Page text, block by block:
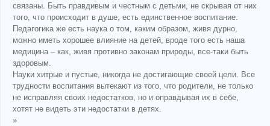
связаны. Быть правдивым и честным с детьми, не скрывая от них
того, что происходит в душе, есть единственное воспитание.
Педагогика же есть наука о том, каким образом, живя дурно,
можно иметь хорошее влияние на детей, вроде того есть наша
медицина – как, живя противно законам природы, все-таки быть
здоровым.
Науки хитрые и пустые, никогда не достигающие своей цели. Все
трудности воспитания вытекают из того, что родители, не только
не исправляя своих недостатков, но и оправдывая их в себе,
хотят не видеть эти недостатки в детях.
»